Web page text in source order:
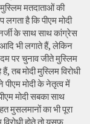
मतदाताओं की
है कि पीएम मोदी
के साथ साथ कांग्रेस
भी लगाते हैं, लेकिन
पर चुनाव जीते मुस्लिम
तब मोदी मुस्लिम विरोधी
मोदी के नेतृत्व में
मोदी सबका साथ
मुसलमानों का भी पूरा